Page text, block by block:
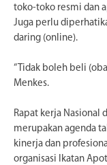
toko-toko resmi dan
Juga perlu
daring (online).
“Tidak boleh beli
Menkes.
Rapat kerja Nasional
merupakan agenda
kinerja dan
organisasi Ikatan